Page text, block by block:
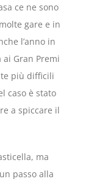
ce ne sono
gare e in
l’anno in
Gran Premi
più difficili
caso è stato
a spiccare il
ma
passo alla